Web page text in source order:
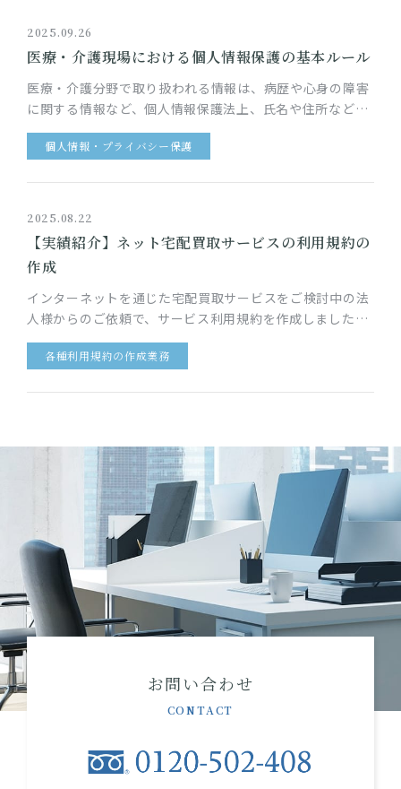
2025.09.26
医療・介護現場における個人情報保護の基本ルール
医療・介護分野で取り扱われる情報は、病歴や心身の障害
に関する情報など、個人情報保護法上、氏名や住所などの
一般的な個人情報に比して厳格な取り扱いが求められてい
る「要配慮個人情報」が大…
個人情報・プライバシー保護
2025.08.22
【実績紹介】ネット宅配買取サービスの利用規約の
作成
インターネットを通じた宅配買取サービスをご検討中の法
人様からのご依頼で、サービス利用規約を作成しました。
このサービスでは、サービス利用者は、自宅で不要になっ
た品物の買取をインター…
各種利用規約の作成業務
お問い合わせ
CONTACT